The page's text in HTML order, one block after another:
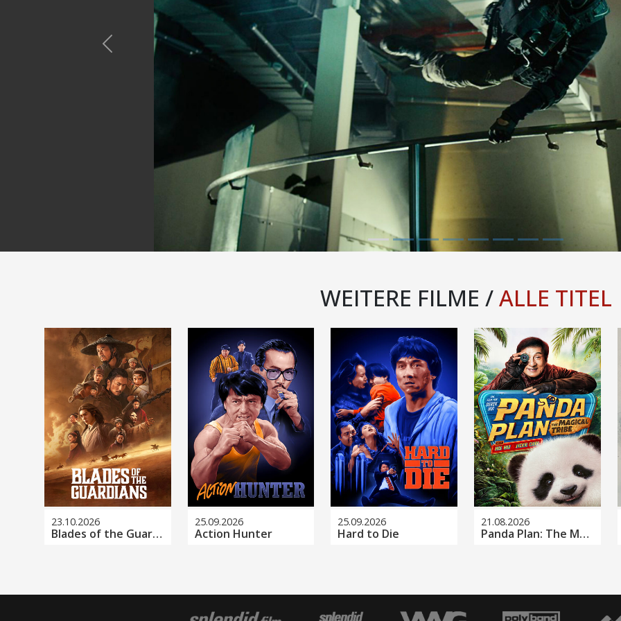
Previous
WEITERE FILME /ALLE TITEL
23.10.2026
Blades of the Guardians
25.09.2026
Action Hunter
25.09.2026
Hard to Die
21.08.2026
Panda Plan: The Magical Tribe